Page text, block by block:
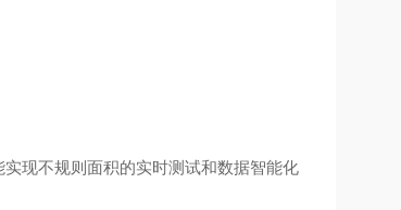
现不规则面积的实时测试和数据智能化